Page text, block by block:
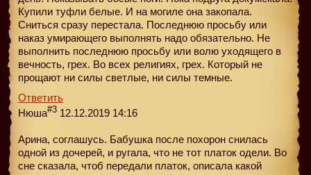
Купили туфли белые. И на могиле она закопала.
Сниться сразу перестала. Последнюю просьбу или
наказ умирающего выполнять надо обязательно. Не
выполнить последнюю просьбу или волю уходящего в
вечность, грех. Во всех религиях, грех. Который не
прощают ни силы светлые, ни силы темные.
Ответить
Нюша#3 12.12.2019 14:16
Арина, соглашусь. Бабушка после похорон снилась
одной из дочерей, и ругала, что не тот платок одели. Во
сне сказала, чтоб передали платок, описала какой